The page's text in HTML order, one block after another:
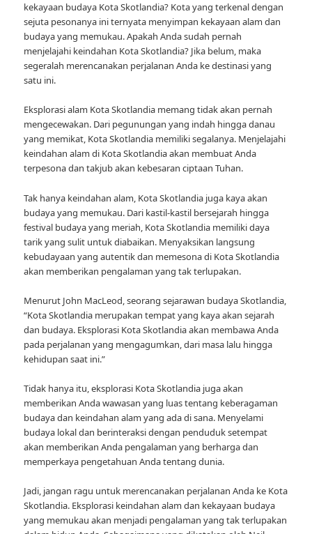
kekayaan budaya Kota Skotlandia? Kota yang terkenal dengan
sejuta pesonanya ini ternyata menyimpan kekayaan alam dan
budaya yang memukau. Apakah Anda sudah pernah
menjelajahi keindahan Kota Skotlandia? Jika belum, maka
segeralah merencanakan perjalanan Anda ke destinasi yang
satu ini.
Eksplorasi alam Kota Skotlandia memang tidak akan pernah
mengecewakan. Dari pegunungan yang indah hingga danau
yang memikat, Kota Skotlandia memiliki segalanya. Menjelajahi
keindahan alam di Kota Skotlandia akan membuat Anda
terpesona dan takjub akan kebesaran ciptaan Tuhan.
Tak hanya keindahan alam, Kota Skotlandia juga kaya akan
budaya yang memukau. Dari kastil-kastil bersejarah hingga
festival budaya yang meriah, Kota Skotlandia memiliki daya
tarik yang sulit untuk diabaikan. Menyaksikan langsung
kebudayaan yang autentik dan memesona di Kota Skotlandia
akan memberikan pengalaman yang tak terlupakan.
Menurut John MacLeod, seorang sejarawan budaya Skotlandia,
“Kota Skotlandia merupakan tempat yang kaya akan sejarah
dan budaya. Eksplorasi Kota Skotlandia akan membawa Anda
pada perjalanan yang mengagumkan, dari masa lalu hingga
kehidupan saat ini.”
Tidak hanya itu, eksplorasi Kota Skotlandia juga akan
memberikan Anda wawasan yang luas tentang keberagaman
budaya dan keindahan alam yang ada di sana. Menyelami
budaya lokal dan berinteraksi dengan penduduk setempat
akan memberikan Anda pengalaman yang berharga dan
memperkaya pengetahuan Anda tentang dunia.
Jadi, jangan ragu untuk merencanakan perjalanan Anda ke Kota
Skotlandia. Eksplorasi keindahan alam dan kekayaan budaya
yang memukau akan menjadi pengalaman yang tak terlupakan